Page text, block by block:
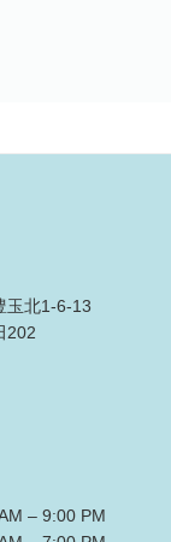
玉北1-6-13
202
– 9:00 PM